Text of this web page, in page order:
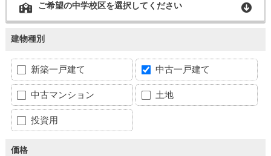
ご希望の中学校区を選択してください
建物種別
新築一戸建て 中古一戸建て
中古マンション 土地
投資用
価格